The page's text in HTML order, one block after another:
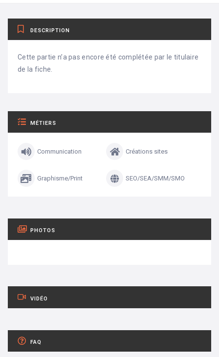
DESCRIPTION
Cette partie n’a pas encore été complétée par le titulaire
de la fiche.
MÉTIERS
Communication Créations sites
Graphisme/Print SEO/SEA/SMM/SMO
PHOTOS
VIDÉO
FAQ